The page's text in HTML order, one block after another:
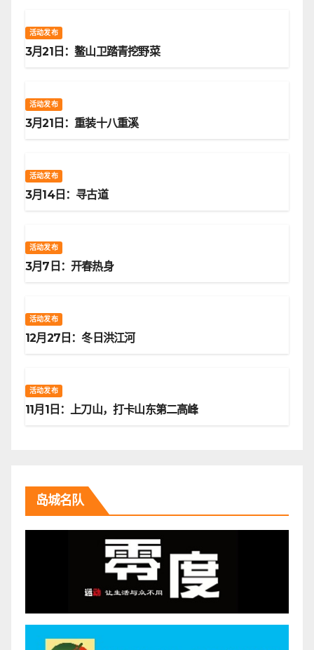
活动发布
3月21日：鳌山卫踏青挖野菜
活动发布
3月21日：重装十八重溪
活动发布
3月14日：寻古道
活动发布
3月7日：开春热身
活动发布
12月27日：冬日洪江河
活动发布
11月1日：上刀山，打卡山东第二高峰
岛城名队